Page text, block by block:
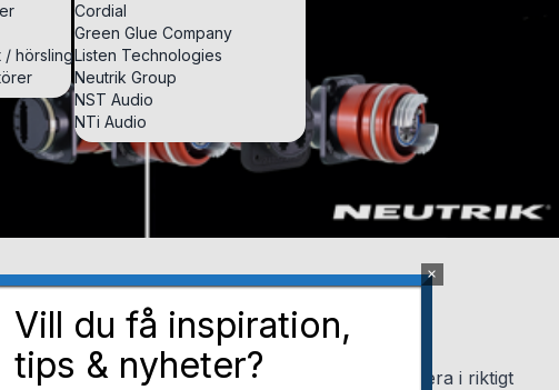
/ hörslingor
Cordial
Green Glue Company
Listen Technologies
Neutrik Group
NST Audio
NTi Audio
riktigt tuffa miljöer
och tillverkad enligt militärstandard för att fungera i riktigt
Vill du få inspiration,
tips & nyheter?
×